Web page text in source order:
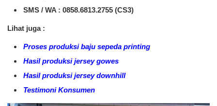
SMS / WA : 0858.6813.2755 (CS3)
Lihat juga :
Proses produksi baju sepeda printing
Hasil produksi jersey gowes
Hasil produksi jersey downhill
Testimoni Konsumen